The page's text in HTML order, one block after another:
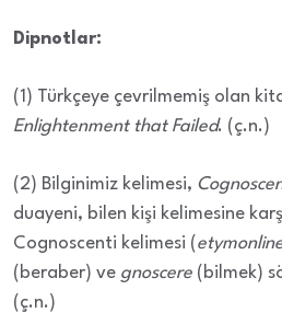
Dipnotlar:
(1) Türkçeye çevrilmemiş olan
Enlightenment that Failed. (ç.n.)
(2) Bilginimiz kelimesi,
duayeni, bilen kişi kelimesine
Cognoscenti kelimesi (
(beraber) ve gnoscere (bilmek)
(ç.n.)